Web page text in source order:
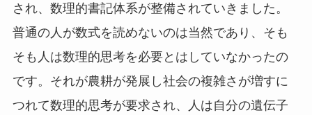
され、数理的書記体系が整備されていきました。
普通の人が数式を読めないのは当然であり、そも
そも人は数理的思考を必要とはしていなかったの
です。それが農耕が発展し社会の複雑さが増すに
つれて数理的思考が要求され、人は自分の遺伝子